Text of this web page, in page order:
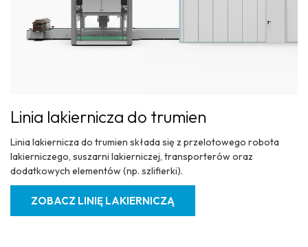
Linia lakiernicza do trumien
Linia lakiernicza do trumien składa się z przelotowego robota
lakierniczego, suszarni lakierniczej, transporterów oraz
dodatkowych elementów (np. szlifierki).
ZOBACZ LINIĘ LAKIERNICZĄ